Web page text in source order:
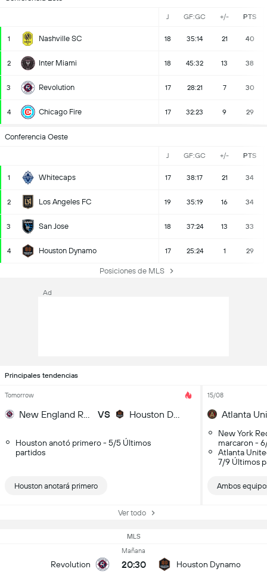
J GF:GC +/- PTS
1 Nashville SC 18 35:14 21 40
2 Inter Miami 18 45:32 13 38
3 Revolution 17 28:21 7 30
4 Chicago Fire 17 32:23 9 29
Conferencia Oeste
J GF:GC +/- PTS
1 Whitecaps 17 38:17 21 34
2 Los Angeles FC 19 35:19 16 34
3 San Jose 18 37:24 13 33
4 Houston Dynamo 17 25:24 1 29
Posiciones de MLS
Ad
Principales tendencias
Tomorrow
VS Houston Dynamo
Houston anotó primero - 5/5 Últimos
partidos
Houston anotará primero
15/08
New York
marcaron -
Atlanta
7/9 Últimos
Ambos
Ver todo
MLS
Revolution
Mañana
20:30 Houston Dynamo